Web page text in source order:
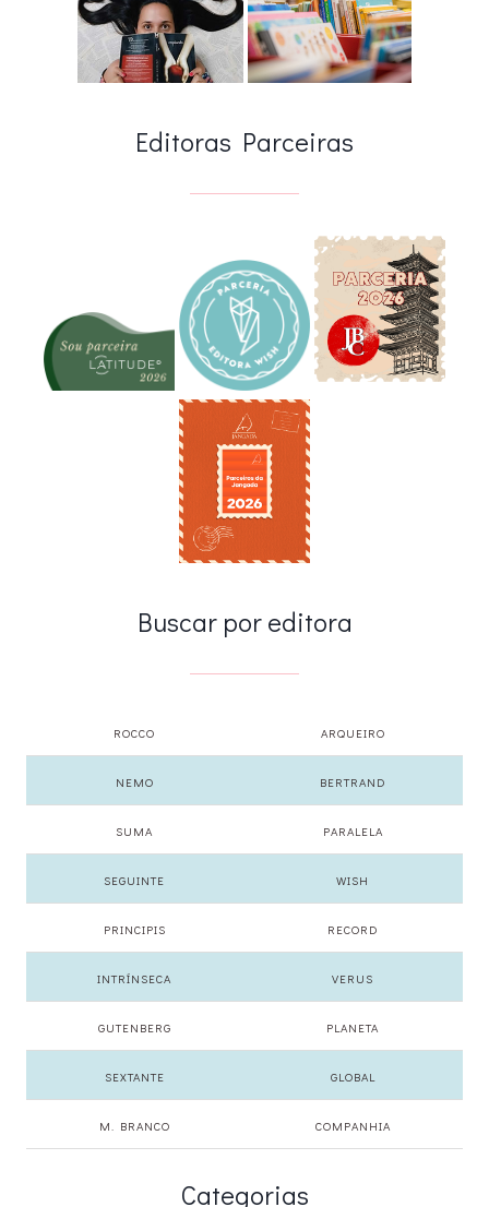
Editoras Parceiras
Buscar por editora
ROCCO ARQUEIRO
NEMO BERTRAND
SUMA PARALELA
SEGUINTE WISH
PRINCIPIS RECORD
INTRÍNSECA VERUS
GUTENBERG PLANETA
SEXTANTE GLOBAL
M. BRANCO COMPANHIA
Categorias